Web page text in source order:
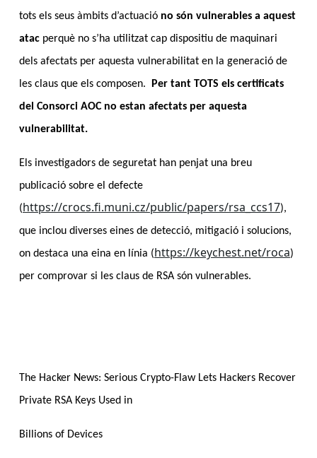
tots els seus àmbits d’actuació no són vulnerables a aquest
atac perquè no s’ha utilitzat cap dispositiu de maquinari
dels afectats per aquesta vulnerabilitat en la generació de
les claus que els composen.
Per tant TOTS els certificats
del Consorci AOC no estan afectats per aquesta
vulnerabilitat.
Els investigadors de seguretat han penjat una breu
publicació sobre el defecte
(https://crocs.fi.muni.cz/public/papers/rsa_ccs17),
que inclou diverses eines de detecció, mitigació i solucions,
on destaca una eina en línia (https://keychest.net/roca)
per comprovar si les claus de RSA són vulnerables.
The Hacker News: Serious Crypto-Flaw Lets Hackers Recover
Private RSA Keys Used in
Billions of Devices